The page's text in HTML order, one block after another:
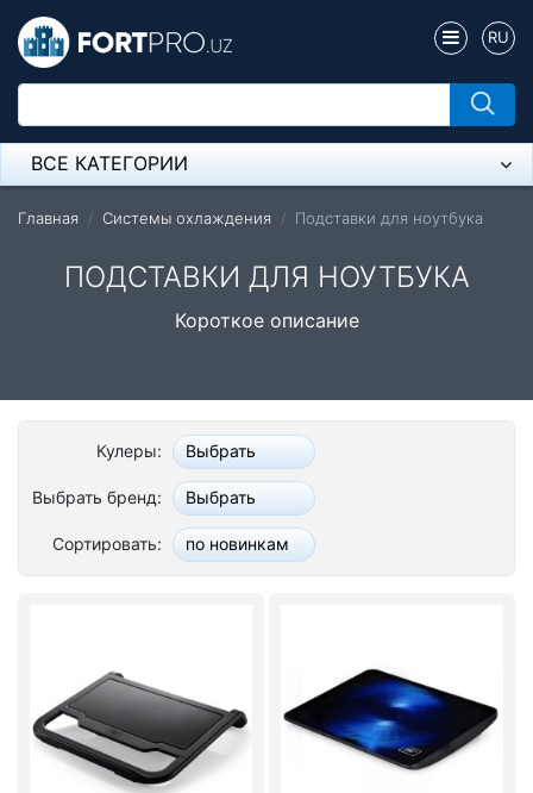
RU
ВСЕ КАТЕГОРИИ
Микрофон
Напольные розетки
Оборудование Mikrotik
Модемы ADSL, Wan/Lan Роутеры, Wi-Fi
IP Телефония
Стереосистемы
Мышки и Клавиатуры
Наушники
Главная Системы охлаждения Подставки для ноутбука
ПОДСТАВКИ ДЛЯ НОУТБУКА
Короткое описание
Кулеры: Выбрать
Выбрать бренд: Выбрать
Сортировать: по новинкам